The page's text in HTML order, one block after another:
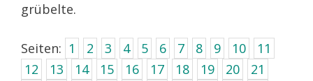
grübelte.
Seiten: 1 2 3 4 5 6 7 8 9 10
11
12
13 14 15 16 17 18 19 20
21